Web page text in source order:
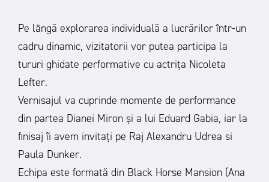
Pe lângă explorarea individuală a lucrărilor într-un
cadru dinamic, vizitatorii vor putea participa la
tururi ghidate performative cu actrița Nicoleta
Lefter.
Vernisajul va cuprinde momente de performance
din partea Dianei Miron și a lui Eduard Gabia, iar la
finisaj îi avem invitați pe Raj Alexandru Udrea si
Paula Dunker.
Echipa este formată din Black Horse Mansion (Ana